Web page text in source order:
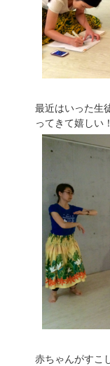
最近はいった生
ってきて嬉しい！
赤ちゃんがすこ